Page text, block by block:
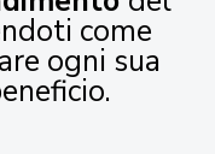
come
ogni sua